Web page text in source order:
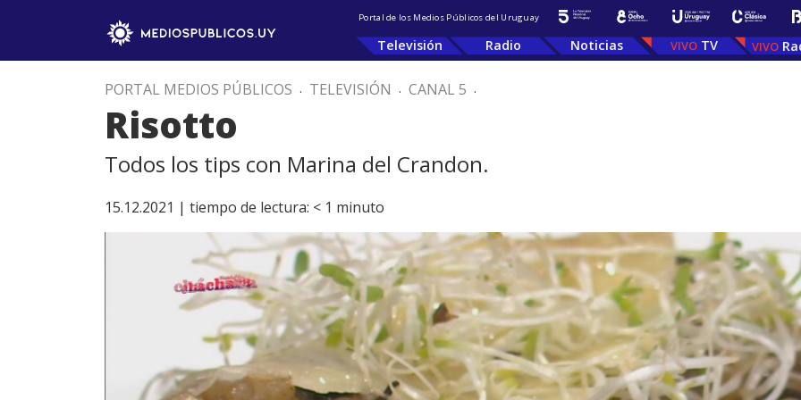
Portal de los Medios Públicos del Uruguay
Televisión Radio Noticias TV
PORTAL MEDIOS PÚBLICOS . TELEVISIÓN . CANAL 5 .
Risotto
Todos los tips con Marina del Crandon.
15.12.2021 | tiempo de lectura: < 1 minuto